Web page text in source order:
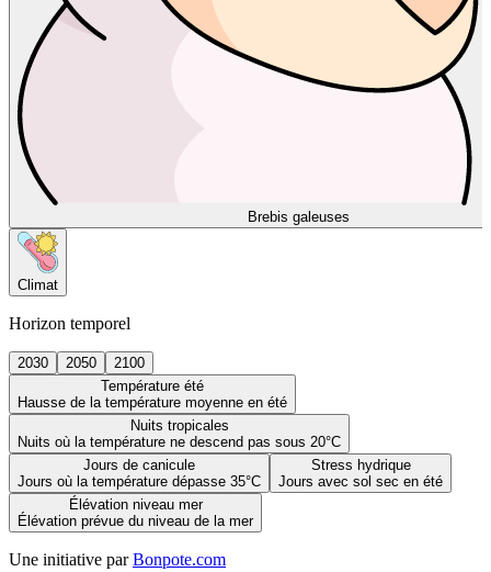
Brebis galeuses
Climat
Horizon temporel
2030 2050
2100
Température été
Hausse de la température moyenne en été
Nuits tropicales
Nuits où la température ne descend pas sous 20°C
Jours de canicule
Jours où la température dépasse 35°C
Stress hydrique
Jours avec sol sec en été
Élévation niveau mer
Élévation prévue du niveau de la mer
Une initiative par Bonpote.com